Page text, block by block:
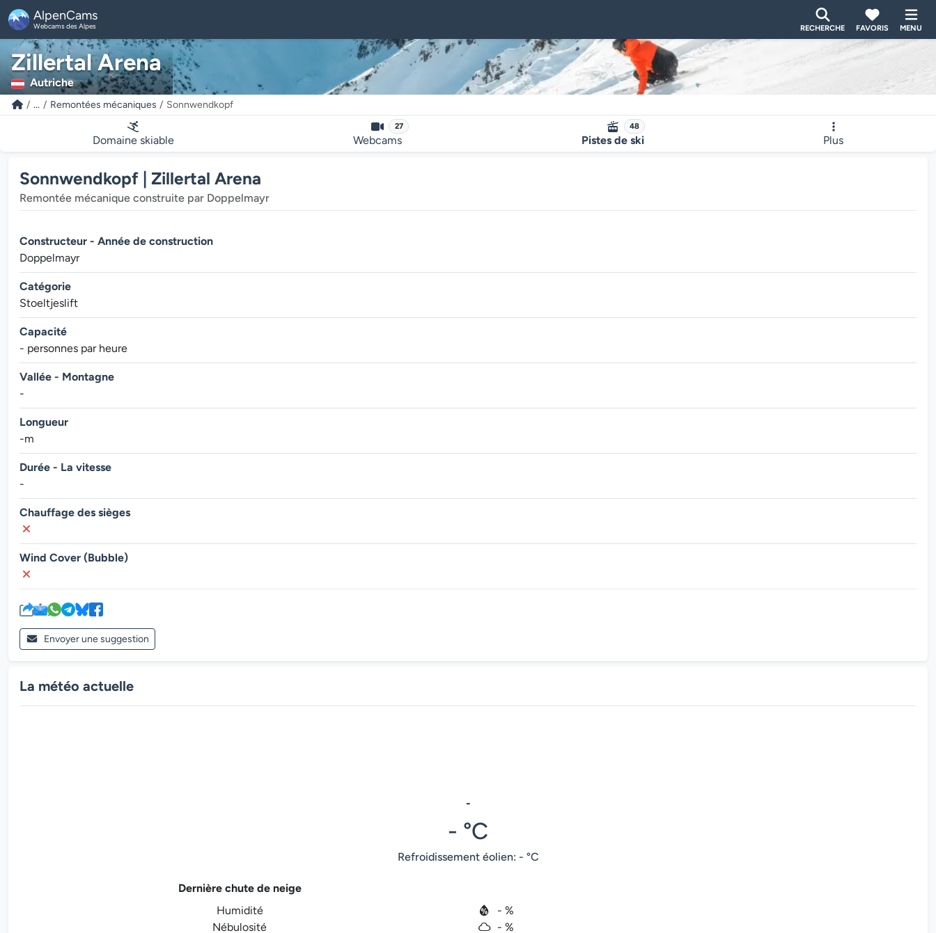
AlpenCams
Webcams des Alpes RECHERCHE FAVORIS MENU
Zillertal Arena
Autriche
... Remontées mécaniques Sonnwendkopf
Domaine skiable
27
Webcams
48
Pistes de ski Plus
Sonnwendkopf | Zillertal Arena
Remontée mécanique construite par Doppelmayr
Constructeur - Année de construction
Doppelmayr
Catégorie
Stoeltjeslift
Capacité
- personnes par heure
Vallée - Montagne
-
Longueur
-m
Durée - La vitesse
-
Chauffage des sièges
Wind Cover (Bubble)
Envoyer une suggestion
La météo actuelle
-
- °C
Refroidissement éolien: - °C
Dernière chute de neige
Humidité
- %
Nébulosité
- %